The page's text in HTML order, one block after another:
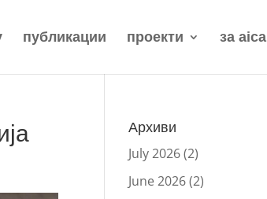
публикации проекти за aica
Архиви
July 2026(2)
June 2026(2)